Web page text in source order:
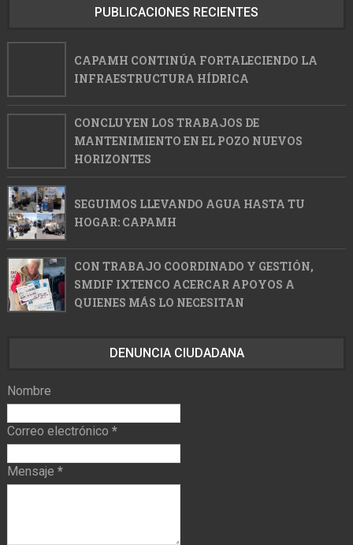
PUBLICACIONES RECIENTES
CAPAMH CONTINÚA FORTALECIENDO LA
INFRAESTRUCTURA HÍDRICA
CONCLUYEN LOS TRABAJOS DE
MANTENIMIENTO EN EL POZO NUEVOS
HORIZONTES
SEGUIMOS LLEVANDO AGUA HASTA TU
HOGAR: CAPAMH
CON TRABAJO COORDINADO Y GESTIÓN,
SMDIF IXTENCO ACERCAR APOYOS A
QUIENES MÁS LO NECESITAN
DENUNCIA CIUDADANA
Nombre
Correo electrónico *
Mensaje *